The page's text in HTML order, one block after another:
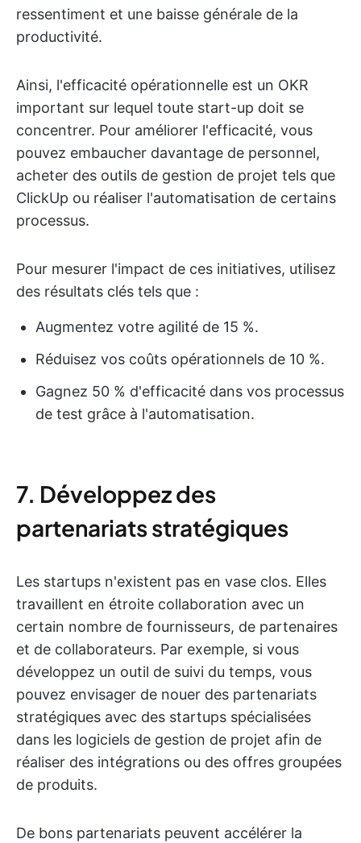
ressentiment et une baisse générale de la
productivité.
Ainsi, l'efficacité opérationnelle est un OKR
important sur lequel toute start-up doit se
concentrer. Pour améliorer l'efficacité, vous
pouvez embaucher davantage de personnel,
acheter des outils de gestion de projet tels que
ClickUp ou réaliser l'automatisation de certains
processus.
Pour mesurer l'impact de ces initiatives, utilisez
des résultats clés tels que :
Augmentez votre agilité de 15 %.
Réduisez vos coûts opérationnels de 10 %.
Gagnez 50 % d'efficacité dans vos processus
de test grâce à l'automatisation.
7. Développez des
partenariats stratégiques
Les startups n'existent pas en vase clos. Elles
travaillent en étroite collaboration avec un
certain nombre de fournisseurs, de partenaires
et de collaborateurs. Par exemple, si vous
développez un outil de suivi du temps, vous
pouvez envisager de nouer des partenariats
stratégiques avec des startups spécialisées
dans les logiciels de gestion de projet afin de
réaliser des intégrations ou des offres groupées
de produits.
De bons partenariats peuvent accélérer la